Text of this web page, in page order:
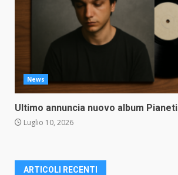
News
Ultimo annuncia nuovo album Pianeti
Luglio 10, 2026
ARTICOLI RECENTI